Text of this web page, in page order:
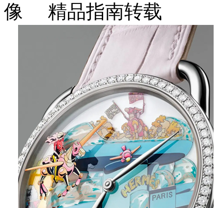
精品指南转载